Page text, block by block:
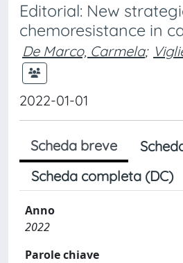
Editorial: New
chemoresistance in
De Marco, Carmela;
2022-01-01
Scheda breve
Scheda completa (DC)
Anno
2022
Parole chiave